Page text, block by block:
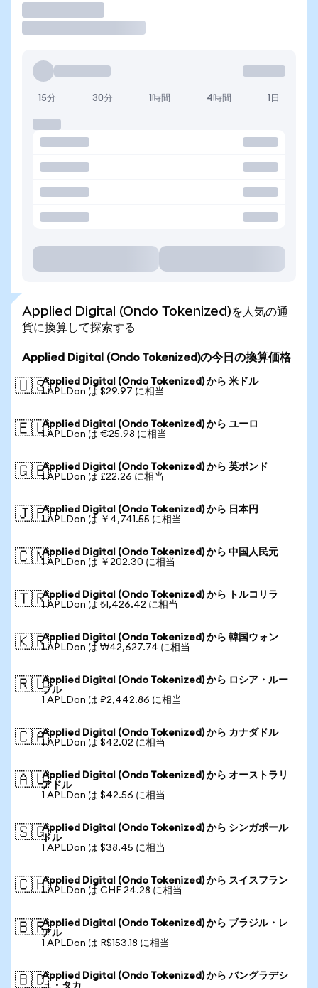
15分 30分 1時間 4時間 1日
Applied Digital (Ondo Tokenized)を人気の通
貨に換算して探索する
Applied Digital (Ondo Tokenized)の今日の換算価格
🇺🇸Applied Digital (Ondo Tokenized) から 米ドル
1 APLDon は $29.97 に相当
🇪🇺Applied Digital (Ondo Tokenized) から ユーロ
1 APLDon は €25.98 に相当
🇬🇧Applied Digital (Ondo Tokenized) から 英ポンド
1 APLDon は £22.26 に相当
🇯🇵Applied Digital (Ondo Tokenized) から 日本円
1 APLDon は ￥4,741.55 に相当
🇨🇳Applied Digital (Ondo Tokenized) から 中国人民元
1 APLDon は ￥202.30 に相当
🇹🇷Applied Digital (Ondo Tokenized) から トルコリラ
1 APLDon は ₺1,426.42 に相当
🇰🇷Applied Digital (Ondo Tokenized) から 韓国ウォン
1 APLDon は ₩42,627.74 に相当
🇷🇺Applied Digital (Ondo Tokenized) から ロシア・ルー
ブル
1 APLDon は ₽2,442.86 に相当
🇨🇦Applied Digital (Ondo Tokenized) から カナダドル
1 APLDon は $42.02 に相当
🇦🇺Applied Digital (Ondo Tokenized) から オーストラリ
アドル
1 APLDon は $42.56 に相当
🇸🇬Applied Digital (Ondo Tokenized) から シンガポール
ドル
1 APLDon は $38.45 に相当
🇨🇭Applied Digital (Ondo Tokenized) から スイスフラン
1 APLDon は CHF 24.28 に相当
🇧🇷Applied Digital (Ondo Tokenized) から ブラジル・レ
アル
1 APLDon は R$153.18 に相当
🇧🇩Applied Digital (Ondo Tokenized) から バングラデシ
ュ・タカ